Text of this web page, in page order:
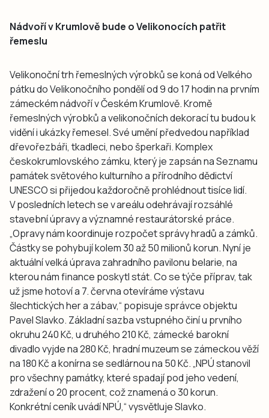
Nádvoří v Krumlově bude o Velikonocích patřit
řemeslu
Velikonoční trh řemeslných výrobků se koná od Velkého
pátku do Velikonočního pondělí od 9 do 17 hodin na prvním
zámeckém nádvoří v Českém Krumlově. Kromě
řemeslných výrobků a velikonočních dekorací tu budou k
vidění i ukázky řemesel. Své umění předvedou například
dřevořezbáři, tkadleci, nebo šperkaři. Komplex
českokrumlovského zámku, který je zapsán na Seznamu
památek světového kulturního a přírodního dědictví
UNESCO si přijedou každoročně prohlédnout tisíce lidí.
V posledních letech se v areálu odehrávají rozsáhlé
stavební úpravy a významné restaurátorské práce.
„Opravy nám koordinuje rozpočet správy hradů a zámků.
Částky se pohybují kolem 30 až 50 milionů korun. Nyní je
aktuální velká úprava zahradního pavilonu belarie, na
kterou nám finance poskytl stát. Co se týče příprav, tak
už jsme hotoví a 7. června otevíráme výstavu
šlechtických her a zábav,“ popisuje správce objektu
Pavel Slavko. Základní sazba vstupného činí u prvního
okruhu 240 Kč, u druhého 210 Kč, zámecké barokní
divadlo vyjde na 280 Kč, hradní muzeum se zámeckou věží
na 180 Kč a konírna se sedlárnou na 50 Kč. „NPÚ stanovil
pro všechny památky, které spadají pod jeho vedení,
zdražení o 20 procent, což znamená o 30 korun.
Konkrétní ceník uvádí NPÚ,“ vysvětluje Slavko.